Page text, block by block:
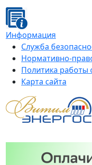
Информация
Служба
Нормативно-
Политика работы
Карта сайта